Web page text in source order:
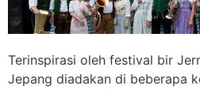
Terinspirasi oleh festival bir
Jepang diadakan di beberapa